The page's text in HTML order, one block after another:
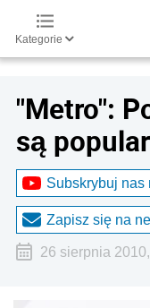
Kategorie
"Metro":
są
Subskrybuj nas
Zapisz się na
26 sierpnia 2010,